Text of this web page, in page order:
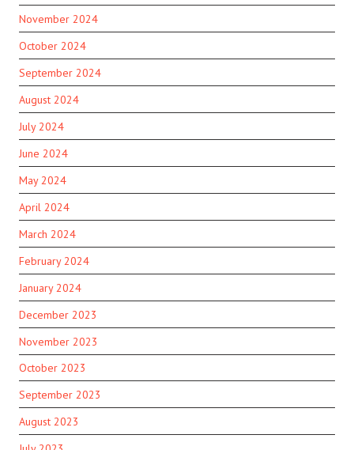
November 2024
October 2024
September 2024
August 2024
July 2024
June 2024
May 2024
April 2024
March 2024
February 2024
January 2024
December 2023
November 2023
October 2023
September 2023
August 2023